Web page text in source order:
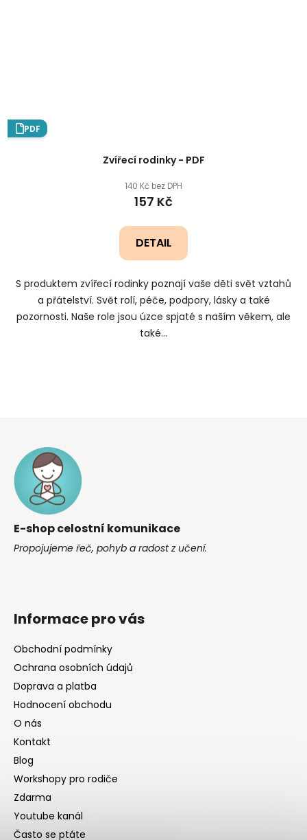
PDF
Zvířecí rodinky - PDF
140 Kč bez DPH
157 Kč
DETAIL
S produktem zvířecí rodinky poznají vaše děti svět vztahů
a přátelství. Svět rolí, péče, podpory, lásky a také
pozornosti. Naše role jsou úzce spjaté s naším věkem, ale
také...
E-shop celostní komunikace
Propojujeme řeč, pohyb a radost z učení.
Informace pro vás
Obchodní podmínky
Ochrana osobních údajů
Doprava a platba
Hodnocení obchodu
O nás
Kontakt
Blog
Workshopy pro rodiče
Zdarma
Youtube kanál
Často se ptáte